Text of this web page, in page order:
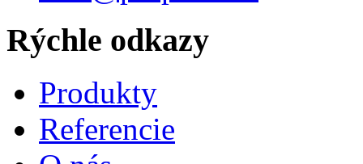
Rýchle odkazy
Produkty
Referencie